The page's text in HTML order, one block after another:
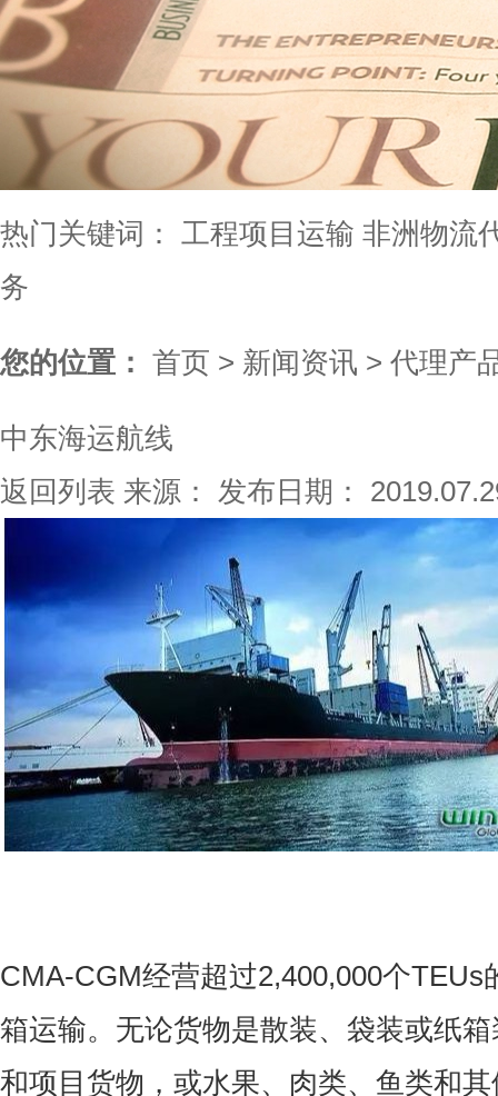
热门关键词： 工程项目运输 非洲物流
务
您的位置： 首页 > 新闻资讯 > 代理产
中东海运航线
返回列表 来源： 发布日期：
CMA-CGM经营超过2,400,000个TEUs
箱运输。无论货物是散装、袋装或纸
和项目货物，或水果、肉类、鱼类和